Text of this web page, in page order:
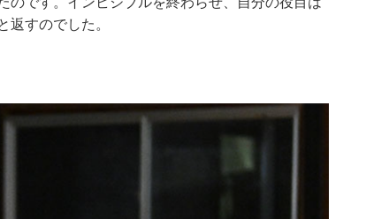
すのでした。